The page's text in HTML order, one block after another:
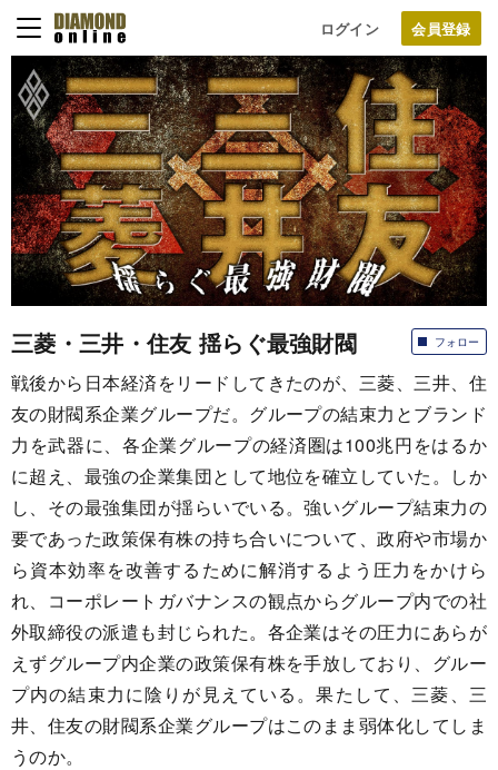
ログイン
フォロー
三菱・三井・住友 揺らぐ最強財閥
戦後から日本経済をリードしてきたのが、三菱、三井、住
友の財閥系企業グループだ。グループの結束力とブランド
力を武器に、各企業グループの経済圏は100兆円をはるか
に超え、最強の企業集団として地位を確立していた。しか
し、その最強集団が揺らいでいる。強いグループ結束力の
要であった政策保有株の持ち合いについて、政府や市場か
ら資本効率を改善するために解消するよう圧力をかけら
れ、コーポレートガバナンスの観点からグループ内での社
外取締役の派遣も封じられた。各企業はその圧力にあらが
えずグループ内企業の政策保有株を手放しており、グルー
プ内の結束力に陰りが見えている。果たして、三菱、三
井、住友の財閥系企業グループはこのまま弱体化してしま
うのか。